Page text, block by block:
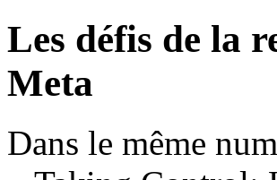
Les défis de la
Meta
Dans le même